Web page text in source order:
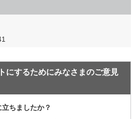
にするためにみなさまのご意見
ちましたか？